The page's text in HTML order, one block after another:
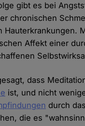
gibt es bei
chronischen
Hauterkrankungen.
Affekt einer
dass
ist, und nicht
durch
die es